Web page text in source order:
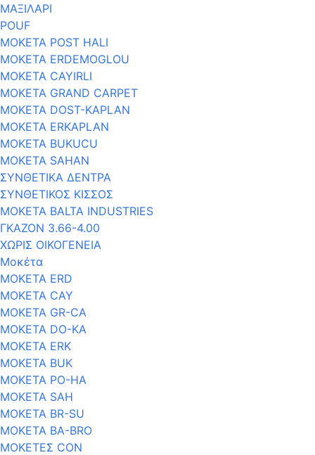
ΜΑΞΙΛΑΡΙ
POUF
MOKETA POST HALI
ΜΟΚΕΤΑ ERDEMOGLOU
ΜΟΚΕΤΑ CAYIRLI
ΜΟΚΕΤΑ GRAND CARPET
MOKETA DOST-KAPLAN
ΜΟΚΕΤΑ ERKAPLAN
MOKETA BUKUCU
ΜΟΚΕΤΑ SAHAN
ΣΥΝΘΕΤΙΚΑ ΔΕΝΤΡΑ
ΣΥΝΘΕΤΙΚΟΣ ΚΙΣΣΟΣ
ΜΟΚΕΤΑ BALTA INDUSTRIES
ΓΚΑΖΟΝ 3.66-4.00
ΧΩΡΙΣ ΟΙΚΟΓΕΝΕΙΑ
Μοκέτα
ΜΟΚΕΤΑ ERD
ΜΟΚΕΤΑ CAY
ΜΟΚΕΤΑ GR-CA
MOKETA DO-KA
ΜΟΚΕΤΑ ERK
MOKETA BUK
MOKETA PO-HA
ΜΟΚΕΤΑ SAH
ΜΟΚΕΤΑ BR-SU
ΜΟΚΕΤΑ BA-BRO
ΜΟΚΕΤΕΣ CON